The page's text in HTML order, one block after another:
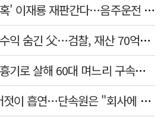
'뺑소니 후 술타기 의혹' 이재룡 재판간다…음주운전 혐의 제외
아들 운영 불법 도박 수익 숨긴 父…검찰, 재산 70억원 몰수
한 집 사는 시어머니 흉기로 살해 60대 며느리 구속…범행 동기는
청계천서 중국인들 버젓이 흡연…단속원은 "회사에 알려라" 딴청